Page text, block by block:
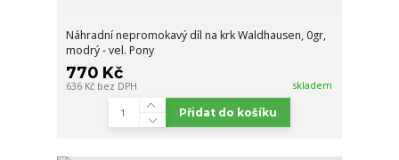
Náhradní nepromokavý díl na krk Waldhausen, 0gr,
modrý - vel. Pony
770 Kč
636 Kč bez DPH skladem
Přidat do košíku